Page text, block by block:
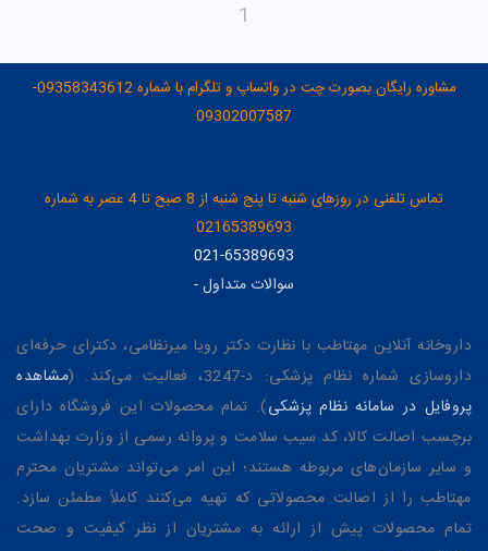
1
مشاوره رایگان بصورت چت در واتساپ و تلگرام با شماره 09358343612-
09302007587
تماس تلفنی در روزهای شنبه تا پنج شنبه از 8 صبح تا 4 عصر به شماره
02165389693
021-65389693
سوالات متداول-
داروخانه آنلاین مهتاطب با نظارت دکتر رویا میرنظامی، دکترای حرفه‌ای
داروسازی شماره نظام پزشکی: د-3247، فعالیت می‌کند. (
مشاهده
پروفایل در سامانه نظام پزشکی). تمام محصولات این فروشگاه دارای
برچسب اصالت کالا، کد سیب سلامت و پروانه رسمی از وزارت بهداشت
و سایر سازمان‌های مربوطه هستند؛ این امر می‌تواند مشتریان محترم
مهتاطب را از اصالت محصولاتی که تهیه می‌کنند کاملاً مطمئن سازد.
تمام محصولات پیش از ارائه به مشتریان از نظر کیفیت و صحت